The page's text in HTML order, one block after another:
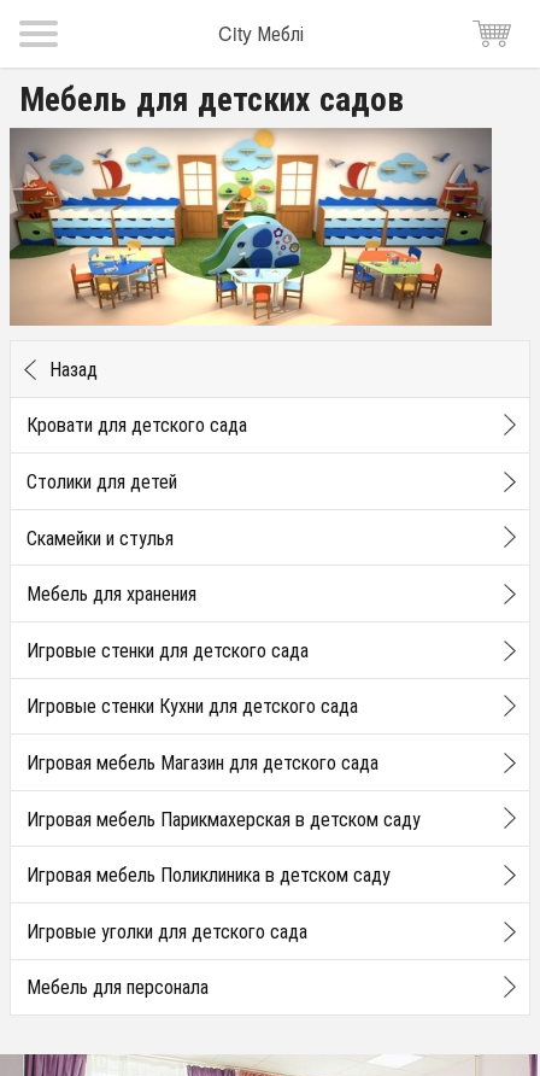
City Меблі
Мебель для детских садов
Назад
Кровати для детского сада
Столики для детей
Скамейки и стулья
Мебель для хранения
Игровые стенки для детского сада
Игровые стенки Кухни для детского сада
Игровая мебель Магазин для детского сада
Игровая мебель Парикмахерская в детском саду
Игровая мебель Поликлиника в детском саду
Игровые уголки для детского сада
Мебель для персонала